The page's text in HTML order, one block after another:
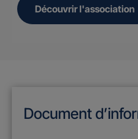
Découvrir l'association
Document